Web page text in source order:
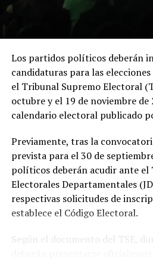
realizarse fuera de Bogotá en la
Comparte esto:
Sobre el desarrollo, Ulloa se
positivas que se abren gracias a
consolidar estos logros y
destino atractivo para la
El vicepresidente enfatizó que
escenarios migratorios forma
cualquier situación”, sostuvo,
optimismo oficial sobre la
La entrevista permitió conocer
posición del gobierno sobre
directamente a la diáspora y a la
Los partidos políticos deberán
candidaturas para las
el Tribunal Supremo Electoral
octubre y el 19 de noviembre de
calendario electoral publicado
Previamente, tras la
prevista para el 30 de
políticos deberán acudir ante el
Electorales Departamentales
respectivas solicitudes de
establece el Código Electoral.
Según el documento del TSE,